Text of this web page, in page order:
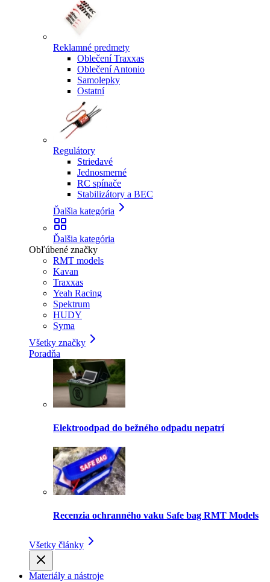
Reklamné predmety
Oblečení Traxxas
Oblečení Antonio
Samolepky
Ostatní
Regulátory
Striedavé
Jednosmerné
RC spínače
Stabilizátory a BEC
Ďalšia kategória
Ďalšia kategória
Obľúbené značky
RMT models
Kavan
Traxxas
Yeah Racing
Spektrum
HUDY
Syma
Všetky značky
Poradňa
Elektroodpad do bežného odpadu nepatrí
Recenzia ochranného vaku Safe bag RMT Models
Všetky články
Materiály a nástroje